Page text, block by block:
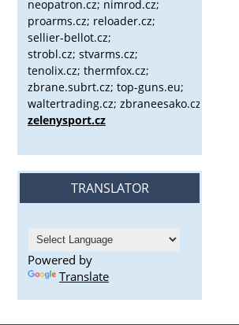
neopatron.cz; nimrod.cz;
proarms.cz; reloader.cz;
sellier-bellot.cz;
strobl.cz; stvarms.cz;
tenolix.cz; thermfox.cz;
zbrane.subrt.cz; top-guns.eu;
waltertrading.cz; zbraneesako.cz;
zelenysport.cz
TRANSLATOR
Powered by
Translate